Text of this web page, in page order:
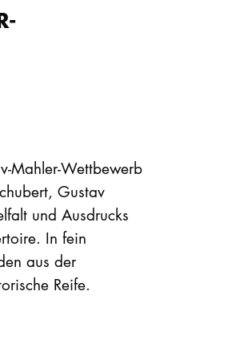
Mahler-Wettbewerb
Gustav
und Ausdrucks
In fein
aus der
Reife.